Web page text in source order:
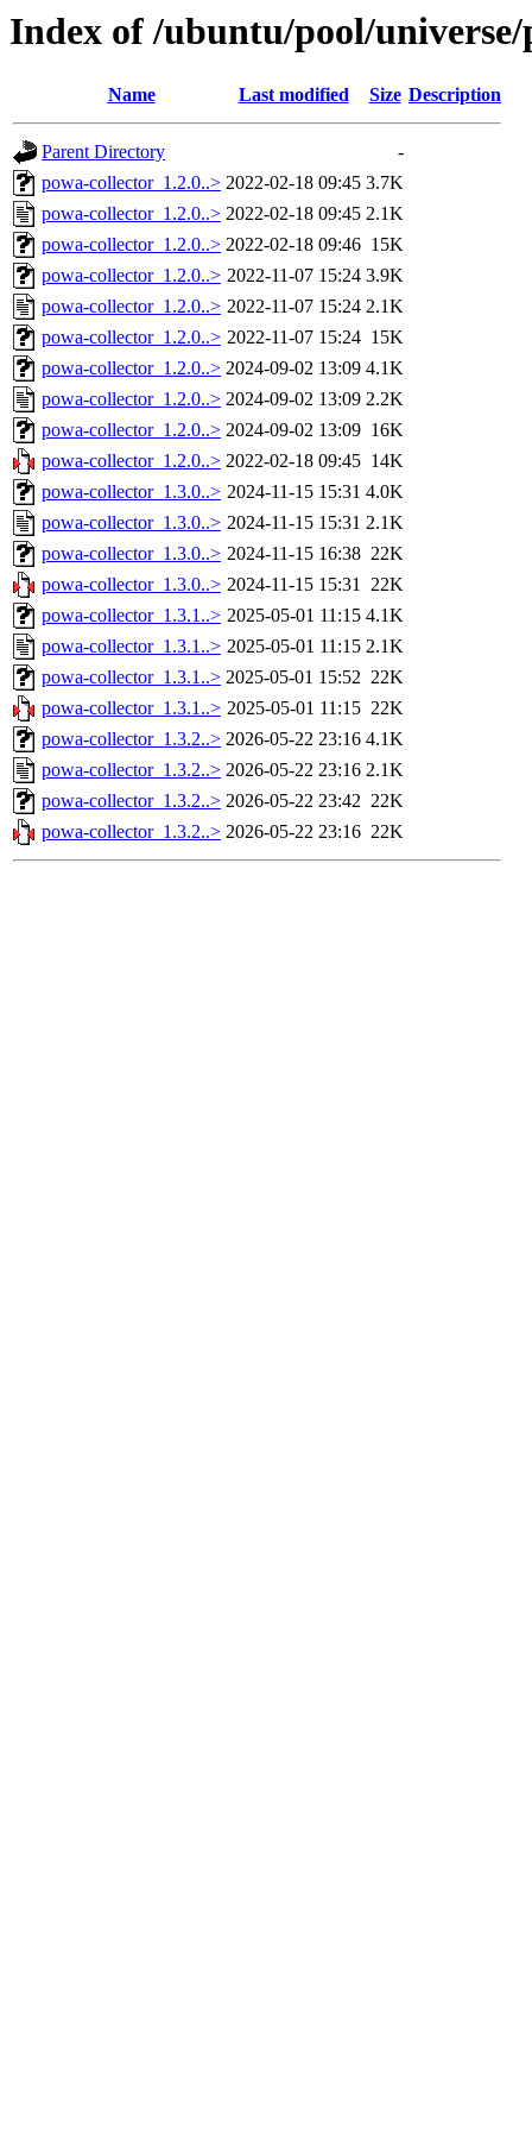
Index of /ubuntu/pool/
Name Last modified Size Description
Parent Directory
-
powa-collector_1.2.0..> 2022-02-18 09:45 3.7K
powa-collector_1.2.0..> 2022-02-18 09:45 2.1K
powa-collector_1.2.0..> 2022-02-18 09:46 15K
powa-collector_1.2.0..> 2022-11-07 15:24 3.9K
powa-collector_1.2.0..> 2022-11-07 15:24 2.1K
powa-collector_1.2.0..> 2022-11-07 15:24 15K
powa-collector_1.2.0..> 2024-09-02 13:09 4.1K
powa-collector_1.2.0..> 2024-09-02 13:09 2.2K
powa-collector_1.2.0..> 2024-09-02 13:09 16K
powa-collector_1.2.0..> 2022-02-18 09:45 14K
powa-collector_1.3.0..> 2024-11-15 15:31 4.0K
powa-collector_1.3.0..> 2024-11-15 15:31 2.1K
powa-collector_1.3.0..> 2024-11-15 16:38 22K
powa-collector_1.3.0..> 2024-11-15 15:31 22K
powa-collector_1.3.1..> 2025-05-01 11:15 4.1K
powa-collector_1.3.1..> 2025-05-01 11:15 2.1K
powa-collector_1.3.1..> 2025-05-01 15:52 22K
powa-collector_1.3.1..> 2025-05-01 11:15 22K
powa-collector_1.3.2..> 2026-05-22 23:16 4.1K
powa-collector_1.3.2..> 2026-05-22 23:16 2.1K
powa-collector_1.3.2..> 2026-05-22 23:42 22K
powa-collector_1.3.2..> 2026-05-22 23:16 22K